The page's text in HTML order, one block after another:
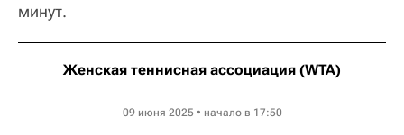
минут.
Женская теннисная ассоциация (WTA)
09 июня 2025 • начало в 17:50